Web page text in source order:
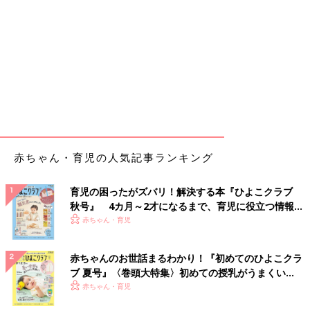
赤ちゃん・育児の人気記事ランキング
育児の困ったがズバリ！解決する本『ひよこクラブ
秋号』 4カ月～2才になるまで、育児に役立つ情報が
いっぱい！
赤ちゃん・育児
赤ちゃんのお世話まるわかり！『初めてのひよこクラ
ブ 夏号』〈巻頭大特集〉初めての授乳がうまくい
く！ おっぱい・ミルクの基本と夏のトラブル 解決テ
赤ちゃん・育児